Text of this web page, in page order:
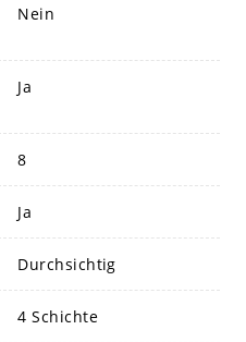
Nein
Ja
8
Ja
Durchsichtig
4 Schichte